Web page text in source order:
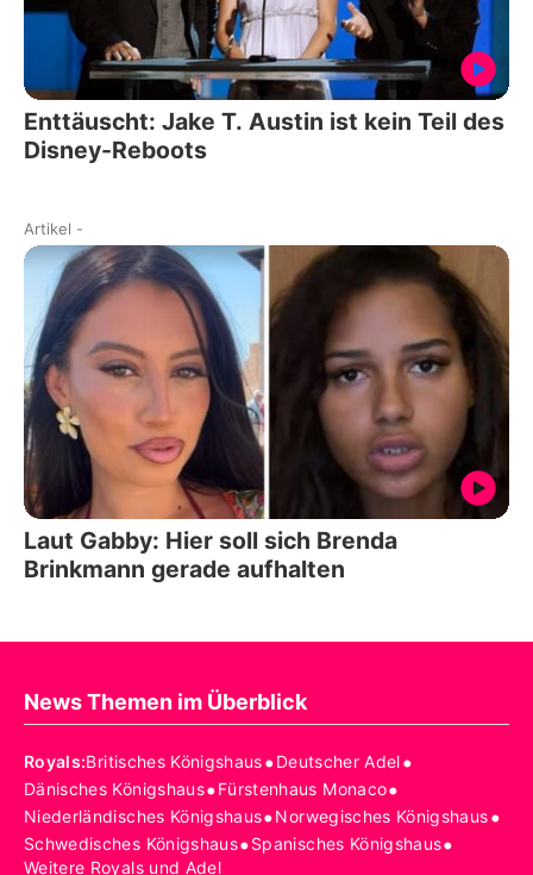
Enttäuscht: Jake T. Austin ist kein Teil des
Disney-Reboots
Artikel -
Laut Gabby: Hier soll sich Brenda
Brinkmann gerade aufhalten
News Themen im Überblick
Royals:Britisches Königshaus•Deutscher Adel•
Dänisches Königshaus•Fürstenhaus Monaco•
Niederländisches Königshaus•Norwegisches Königshaus•
Schwedisches Königshaus•Spanisches Königshaus•
Weitere Royals und Adel